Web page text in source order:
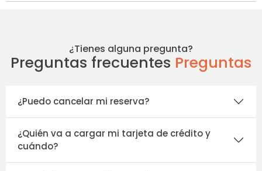
¿Tienes alguna pregunta?
Preguntas frecuentes Preguntas
¿Puedo cancelar mi reserva?
¿Quién va a cargar mi tarjeta de crédito y
cuándo?